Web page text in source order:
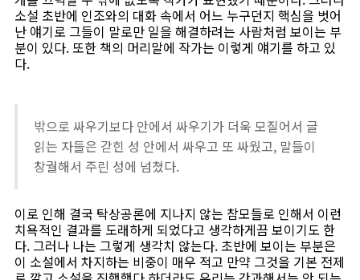
소설 초반에 인조와의 대화 속에서 어느 누구던지 핵심을 벗어
난 얘기로 그들이 말로만 일을 해결하려는 사람처럼 보이는 부
분이 있다. 또한 책의 머리말에 작가는 이렇게 얘기를 하고 있
다.
밖으로 싸우기보다 안에서 싸우기가 더욱 모질어서 글
읽는 자들은 갇힌 성 안에서 싸우고 또 싸웠고, 말들이
창궐해서 주린 성에 넘쳤다.
이로 인해 결국 탁상공론에 지나지 않는 참모들로 인해서 이런
치욕적인 결과를 도래하게 되었다고 생각하게끔 보이기도 한
다. 그러나 나는 그렇게 생각치 않는다. 초반에 보이는 부분은
이 소설에서 차지하는 비중이 매우 적고 만약 그것을 기본 전제